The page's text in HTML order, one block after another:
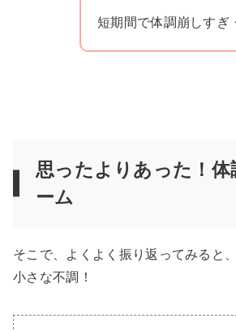
短期間で体調崩しすぎ
思ったよりあった！体
ーム
そこで、よくよく振り返ってみると
小さな不調！